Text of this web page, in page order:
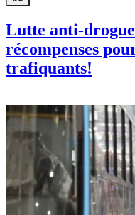
Lutte anti-
récompenses
trafiquants!